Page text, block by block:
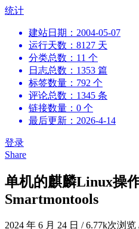
跳
统计
建站日期：2004-05-07
运行天数：8127 天
分类总数：11 个
日志总数：1353 篇
标签数量：792 个
评论总数：1345 条
链接数量：0 个
最后更新：2026-4-14
登录
Share
单机的麒麟Linux操
Smartmontools
2024 年 6 月 24 日 /6.77k次浏览